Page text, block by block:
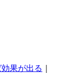
果が出る